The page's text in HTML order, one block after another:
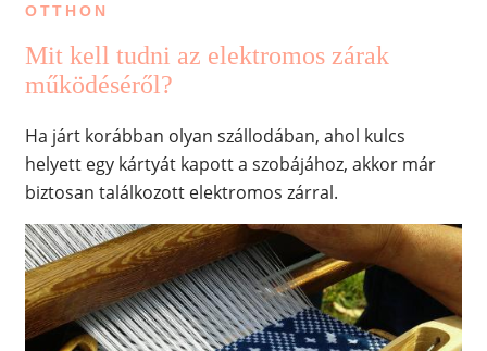
OTTHON
Mit kell tudni az elektromos zárak
működéséről?
Ha járt korábban olyan szállodában, ahol kulcs
helyett egy kártyát kapott a szobájához, akkor már
biztosan találkozott elektromos zárral.